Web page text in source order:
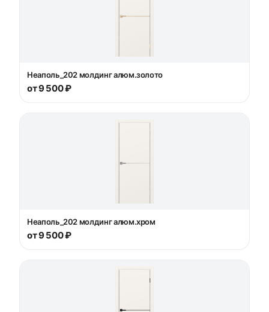
Неаполь_202 молдинг алюм.золото
от 9 500 ₽
Неаполь_202 молдинг алюм.хром
от 9 500 ₽